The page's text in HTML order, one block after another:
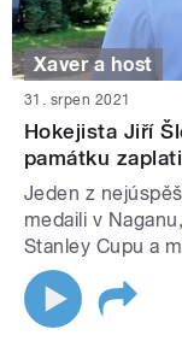
Xaver a host
31. srpen 2021
Hokejista Jiří
památku
Jeden z
medaili v
Stanley Cupu a